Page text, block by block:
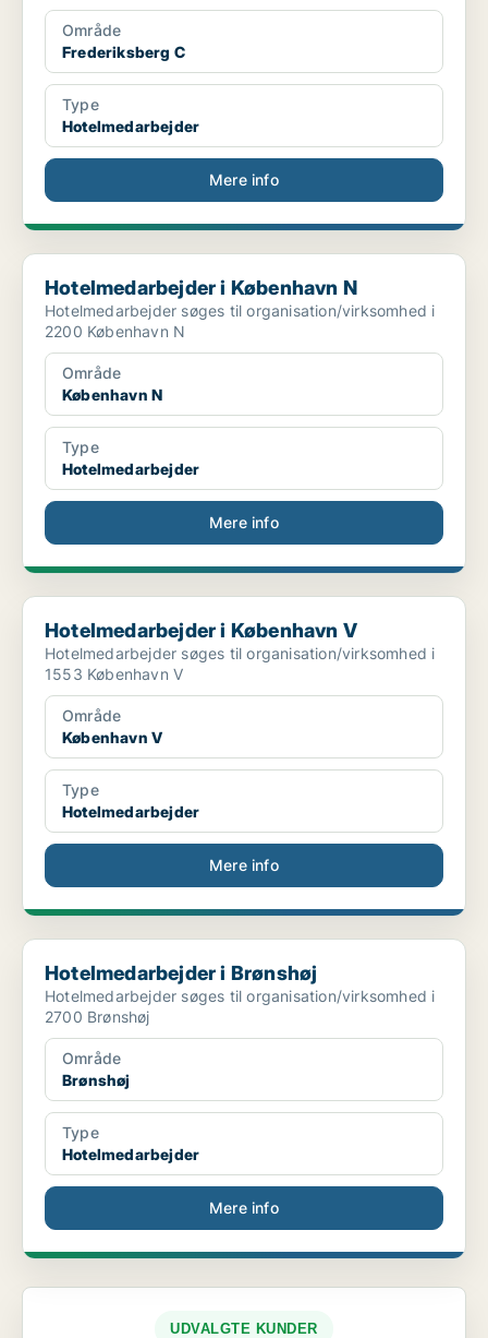
Område
Frederiksberg C
Type
Hotelmedarbejder
Mere info
Hotelmedarbejder i København N
Hotelmedarbejder i København N
Hotelmedarbejder søges til organisation/virksomhed i
2200 København N
Område
København N
Type
Hotelmedarbejder
Mere info
Hotelmedarbejder i København V
Hotelmedarbejder i København V
Hotelmedarbejder søges til organisation/virksomhed i
1553 København V
Område
København V
Type
Hotelmedarbejder
Mere info
Hotelmedarbejder i Brønshøj
Hotelmedarbejder i Brønshøj
Hotelmedarbejder søges til organisation/virksomhed i
2700 Brønshøj
Område
Brønshøj
Type
Hotelmedarbejder
Mere info
UDVALGTE KUNDER